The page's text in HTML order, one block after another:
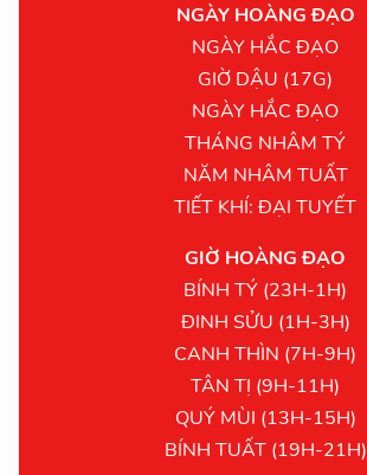
NGÀY HOÀNG ĐẠO
NGÀY HẮC ĐẠO
GIỜ DẬU (17G)
NGÀY HẮC ĐẠO
THÁNG NHÂM TÝ
NĂM NHÂM TUẤT
TIẾT KHÍ: ĐẠI TUYẾT
GIỜ HOÀNG ĐẠO
BÍNH TÝ (23H-1H)
ĐINH SỬU (1H-3H)
CANH THÌN (7H-9H)
TÂN TỊ (9H-11H)
QUÝ MÙI (13H-15H)
BÍNH TUẤT (19H-21H)